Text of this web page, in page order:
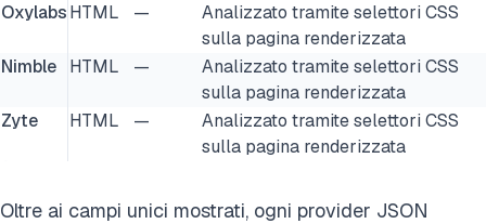
OxylabsHTML —
Analizzato tramite selettori CSS
sulla pagina renderizzata
Nimble
HTML —
Analizzato tramite selettori CSS
sulla pagina renderizzata
Zyte
HTML —
Analizzato tramite selettori CSS
sulla pagina renderizzata
Oltre ai campi unici mostrati, ogni provider JSON